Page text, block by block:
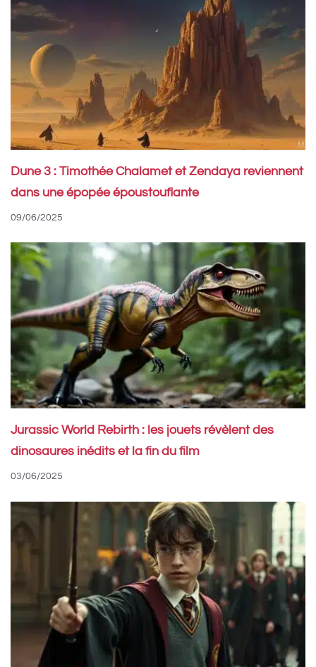
Dune 3 : Timothée Chalamet et Zendaya reviennent
dans une épopée époustouflante
09/06/2025
Jurassic World Rebirth : les jouets révèlent des
dinosaures inédits et la fin du film
03/06/2025